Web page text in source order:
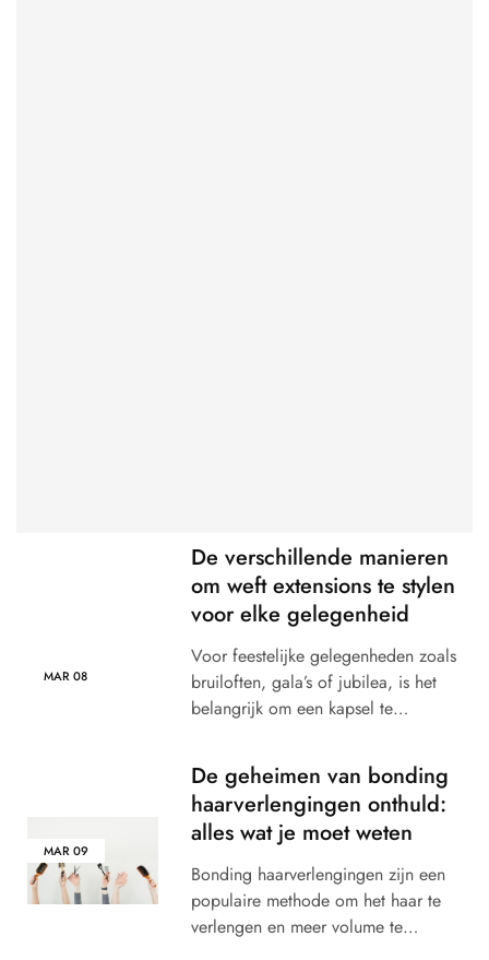
MAR08
De verschillende manieren
om weft extensions te stylen
voor elke gelegenheid
Voor feestelijke gelegenheden zoals
bruiloften, gala’s of jubilea, is het
belangrijk om een ​​kapsel te…
MAR09
De geheimen van bonding
haarverlengingen onthuld:
alles wat je moet weten
Bonding haarverlengingen zijn een
populaire methode om het haar te
verlengen en meer volume te…